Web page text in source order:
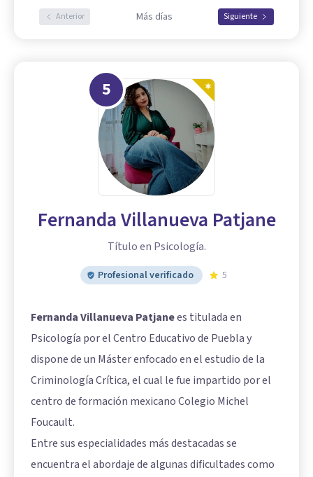
Anterior Más días Siguiente
5
Fernanda Villanueva Patjane
Título en Psicología.
Profesional verificado 5
Fernanda Villanueva Patjanees titulada en
Psicología por el Centro Educativo de Puebla y
dispone de un Máster enfocado en el estudio de la
Criminología Crítica, el cual le fue impartido por el
centro de formación mexicano Colegio Michel
Foucault.
Entre sus especialidades más destacadas se
encuentra el abordaje de algunas dificultades como